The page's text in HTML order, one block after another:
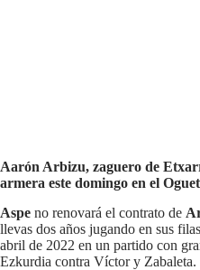
Aarón Arbizu, zaguero de
armera este domingo en el
Aspe no renovará el contrato de
llevas dos años jugando en sus
abril de 2022 en un partido con
Ezkurdia contra Víctor y Zabaleta.